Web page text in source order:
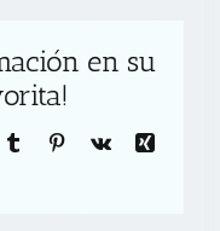
en su
Tumblr Pinterest
Vk
Xing